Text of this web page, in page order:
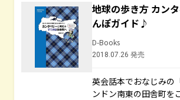
地球の歩き方 カン
んぽガイド♪
D-Books
2018.07.26 発売
英会話本でおなじみの
ンドン南東の田舎町を